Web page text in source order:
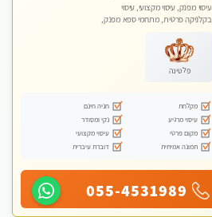
עיסוי מפנק, עיסוי מקצועי, עיסוי
בקלניקה פרטית, מתחמי ספא מפנק,
פלטינה
מקלחת
חניה חינם
עיסוי מרגיע
נקי ומסודר
מקום פרטי
עיסוי מקצועי
תמונה אמיתית
דוברת עיברית
055-4531989